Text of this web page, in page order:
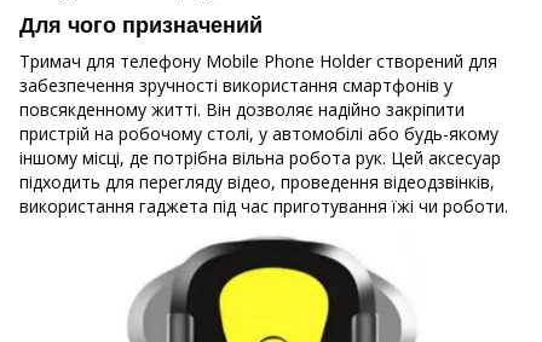
Для чого призначений
Тримач для телефону Mobile Phone Holder створений для
забезпечення зручності використання смартфонів у
повсякденному житті. Він дозволяє надійно закріпити
пристрій на робочому столі, у автомобілі або будь-якому
іншому місці, де потрібна вільна робота рук. Цей аксесуар
підходить для перегляду відео, проведення відеодзвінків,
використання гаджета під час приготування їжі чи роботи.